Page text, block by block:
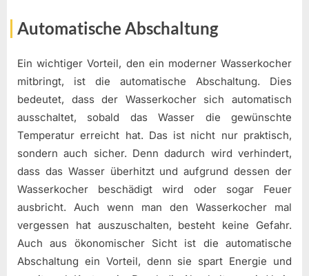
Automatische Abschaltung
Ein wichtiger Vorteil, den ein moderner Wasserkocher
mitbringt, ist die automatische Abschaltung. Dies
bedeutet, dass der Wasserkocher sich automatisch
ausschaltet, sobald das Wasser die gewünschte
Temperatur erreicht hat. Das ist nicht nur praktisch,
sondern auch sicher. Denn dadurch wird verhindert,
dass das Wasser überhitzt und aufgrund dessen der
Wasserkocher beschädigt wird oder sogar Feuer
ausbricht. Auch wenn man den Wasserkocher mal
vergessen hat auszuschalten, besteht keine Gefahr.
Auch aus ökonomischer Sicht ist die automatische
Abschaltung ein Vorteil, denn sie spart Energie und